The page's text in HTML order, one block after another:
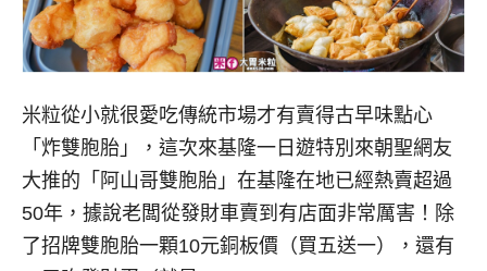
米粒從小就很愛吃傳統市場才有賣得古早味點心
「炸雙胞胎」，這次來基隆一日遊特別來朝聖網友
大推的「阿山哥雙胞胎」在基隆在地已經熱賣超過
50年，據說老闆從發財車賣到有店面非常厲害！除
了招牌雙胞胎一顆10元銅板價（買五送一），還有